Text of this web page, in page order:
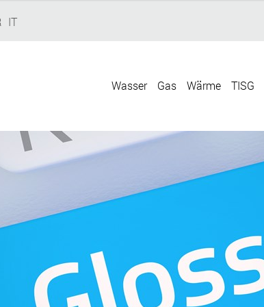
IT
Wasser Gas Wärme TISG